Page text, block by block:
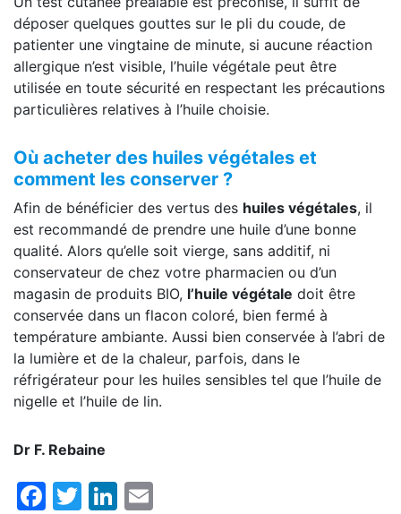
déposer quelques gouttes sur le pli du coude, de
patienter une vingtaine de minute, si aucune réaction
allergique n’est visible, l’huile végétale peut être
utilisée en toute sécurité en respectant les précautions
particulières relatives à l’huile choisie.
Où acheter des huiles végétales et
comment les conserver ?
Afin de bénéficier des vertus des huiles végétales, il
est recommandé de prendre une huile d’une bonne
qualité. Alors qu’elle soit vierge, sans additif, ni
conservateur de chez votre pharmacien ou d’un
magasin de produits BIO, l’huile végétale doit être
conservée dans un flacon coloré, bien fermé à
température ambiante. Aussi bien conservée à l’abri de
la lumière et de la chaleur, parfois, dans le
réfrigérateur pour les huiles sensibles tel que l’huile de
nigelle et l’huile de lin.
Dr F. Rebaine
Facebook
TwitterLinkedIn